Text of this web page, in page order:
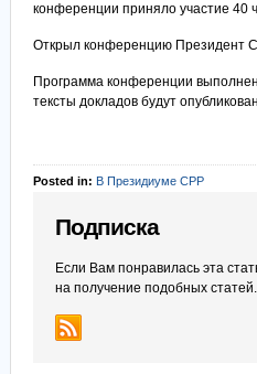
конференции приняло участие 40
Открыл конференцию Президент
Программа конференции
тексты докладов будут
Posted in: В Президиуме СРР
Подписка
Если Вам понравилась эта
на получение подобных статей.